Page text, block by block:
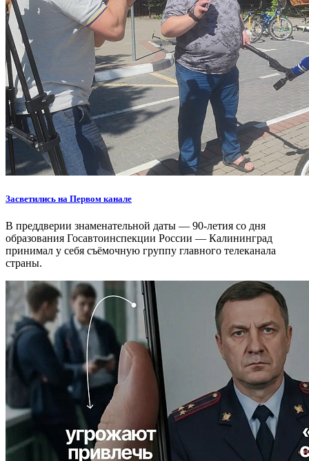
Засветились на Первом канале
В преддверии знаменательной даты — 90-летия со дня
образования Госавтоинспекции России — Калининград
принимал у себя съёмочную группу главного телеканала
страны.